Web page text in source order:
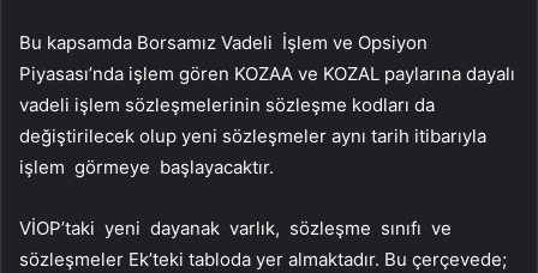
Bu kapsamda Borsamız Vadeli İşlem ve Opsiyon
Piyasası’nda işlem gören KOZAA ve KOZAL paylarına dayalı
vadeli işlem sözleşmelerinin sözleşme kodları da
değiştirilecek olup yeni sözleşmeler aynı tarih itibarıyla
işlem görmeye başlayacaktır.
VİOP’taki yeni dayanak varlık, sözleşme sınıfı ve
sözleşmeler Ek’teki tabloda yer almaktadır. Bu çerçevede;